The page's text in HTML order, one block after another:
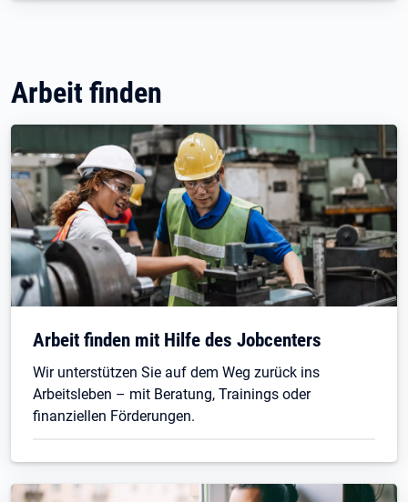
Arbeit finden
Arbeit finden mit Hilfe des Jobcenters
Wir unterstützen Sie auf dem Weg zurück ins
Arbeitsleben – mit Beratung, Trainings oder
finanziellen Förderungen.